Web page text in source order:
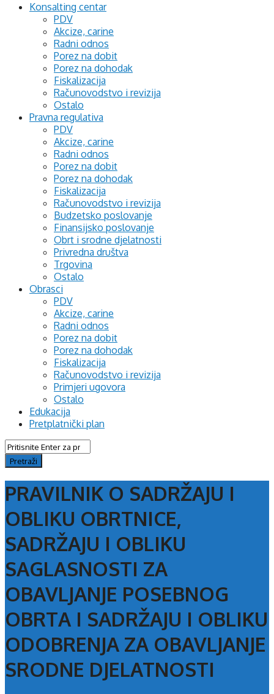
Konsalting centar
PDV
Akcize, carine
Radni odnos
Porez na dobit
Porez na dohodak
Fiskalizacija
Računovodstvo i revizija
Ostalo
Pravna regulativa
PDV
Akcize, carine
Radni odnos
Porez na dobit
Porez na dohodak
Fiskalizacija
Računovodstvo i revizija
Budzetsko poslovanje
Finansijsko poslovanje
Obrt i srodne djelatnosti
Privredna društva
Trgovina
Ostalo
Obrasci
PDV
Akcize, carine
Radni odnos
Porez na dobit
Porez na dohodak
Fiskalizacija
Računovodstvo i revizija
Primjeri ugovora
Ostalo
Edukacija
Pretplatnički plan
PRAVILNIK O SADRŽAJU I
OBLIKU OBRTNICE,
SADRŽAJU I OBLIKU
SAGLASNOSTI ZA
OBAVLJANJE POSEBNOG
OBRTA I SADRŽAJU I OBLIKU
ODOBRENJA ZA OBAVLJANJE
SRODNE DJELATNOSTI